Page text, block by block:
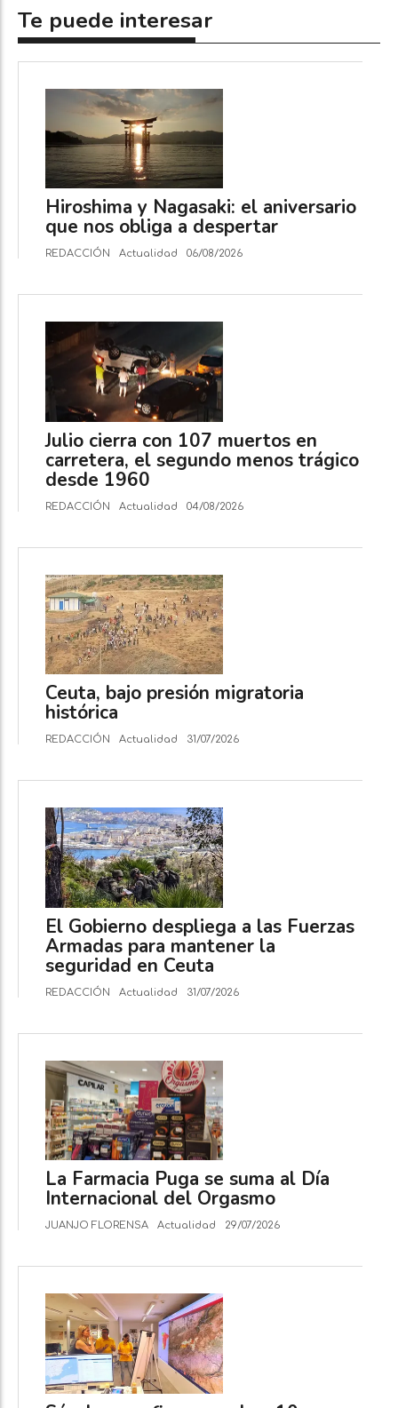
Te puede interesar
Hiroshima y Nagasaki: el aniversario
que nos obliga a despertar
REDACCIÓN Actualidad 06/08/2026
Julio cierra con 107 muertos en
carretera, el segundo menos trágico
desde 1960
REDACCIÓN Actualidad 04/08/2026
Ceuta, bajo presión migratoria
histórica
REDACCIÓN Actualidad 31/07/2026
El Gobierno despliega a las Fuerzas
Armadas para mantener la
seguridad en Ceuta
REDACCIÓN Actualidad 31/07/2026
La Farmacia Puga se suma al Día
Internacional del Orgasmo
JUANJO FLORENSA Actualidad 29/07/2026